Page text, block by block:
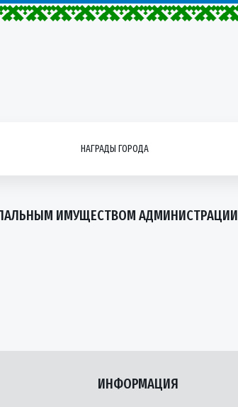
НАГРАДЫ ГОРОДА
ИМУЩЕСТВОМ АДМИНИСТРАЦИИ
ИНФОРМАЦИЯ